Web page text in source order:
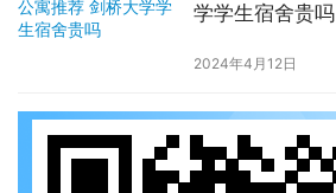
学学生宿舍贵吗
2024年4月12日